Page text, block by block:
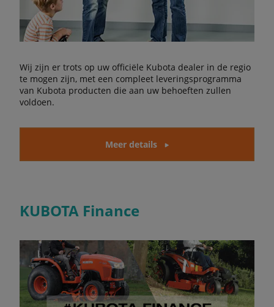
Wij zijn er trots op uw officiële Kubota dealer in de regio
te mogen zijn, met een compleet leveringsprogramma
van Kubota producten die aan uw behoeften zullen
voldoen.
Meer details
KUBOTA Finance